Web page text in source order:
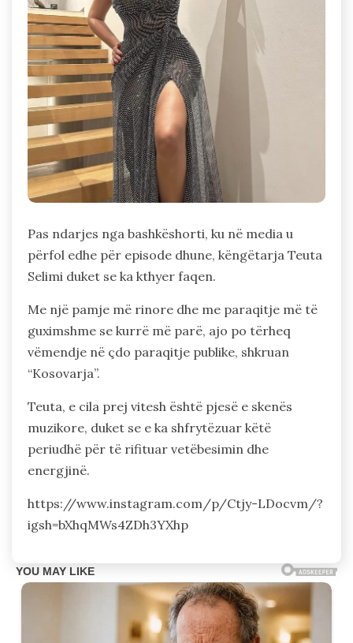
Pas ndarjes nga bashkëshorti, ku në media u
përfol edhe për episode dhune, këngëtarja Teuta
Selimi duket se ka kthyer faqen.
Me një pamje më rinore dhe me paraqitje më të
guximshme se kurrë më parë, ajo po tërheq
vëmendje në çdo paraqitje publike, shkruan
“Kosovarja”.
Teuta, e cila prej vitesh është pjesë e skenës
muzikore, duket se e ka shfrytëzuar këtë
periudhë për të rifituar vetëbesimin dhe
energjinë.
https://www.instagram.com/p/Ctjy-LDocvm/?
igsh=bXhqMWs4ZDh3YXhp